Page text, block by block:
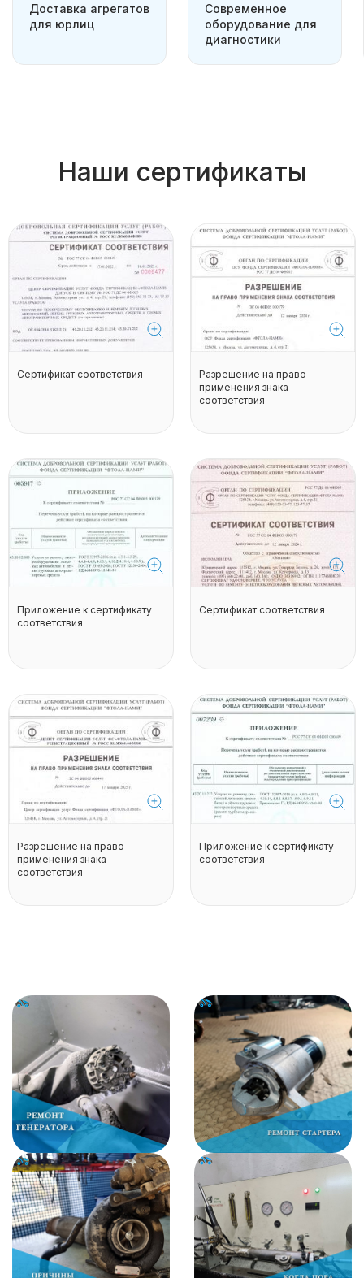
Доставка агрегатов
для юрлиц
Современное
оборудование для
диагностики
Наши сертификаты
Сертификат соответствия
Разрешение на право
применения знака
соответствия
Приложение к сертификату
соответствия
Сертификат соответствия
Разрешение на право
применения знака
соответствия
Приложение к сертификату
соответствия